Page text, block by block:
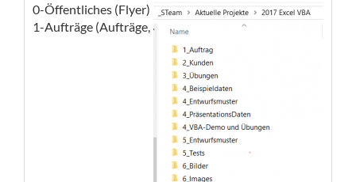
0-Öffentliches (Flyer)
1-Aufträge (Aufträge,